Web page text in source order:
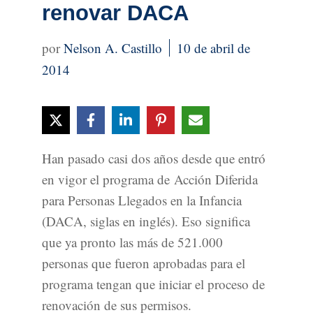
renovar DACA
Nelson A. Castillo
10 de abril de
2014
Han pasado casi dos años desde que entró
en vigor el programa de Acción Diferida
para Personas Llegados en la Infancia
(DACA, siglas en inglés). Eso significa
que ya pronto las más de 521.000
personas que fueron aprobadas para el
programa tengan que iniciar el proceso de
renovación de sus permisos.